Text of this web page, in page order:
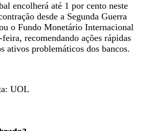
encolherá até 1 por cento neste
desde a Segunda Guerra
o Fundo Monetário Internacional
recomendando ações rápidas
ativos problemáticos dos bancos.
UOL